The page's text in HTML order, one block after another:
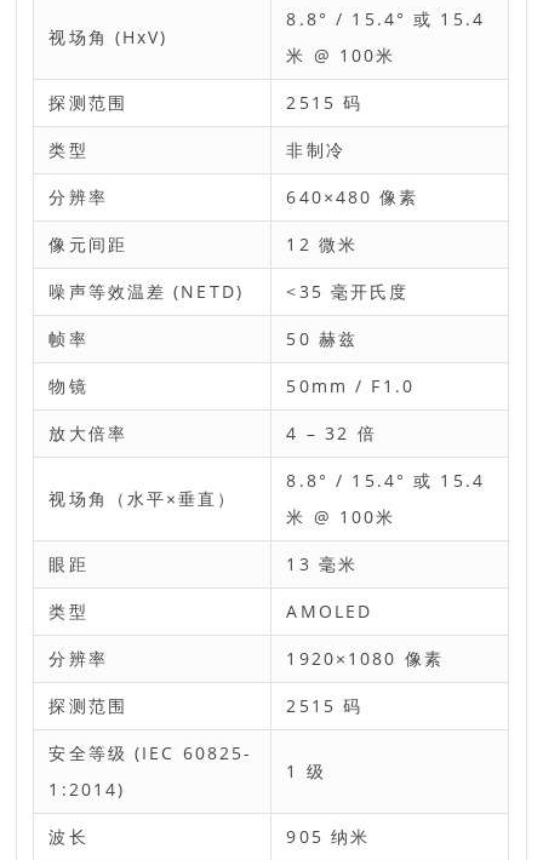
视场角 (HxV)
8.8° / 15.4° 或 15.4
米 @ 100米
探测范围 2515 码
类型 非制冷
分辨率 640×480 像素
像元间距 12 微米
噪声等效温差 (NETD) <35 毫开氏度
帧率 50 赫兹
物镜 50mm / F1.0
放大倍率 4 – 32 倍
视场角（水平×垂直）
8.8° / 15.4° 或 15.4
米 @ 100米
眼距 13 毫米
类型 AMOLED
分辨率 1920×1080 像素
探测范围 2515 码
安全等级 (IEC 60825-
1:2014)
1 级
波长 905 纳米